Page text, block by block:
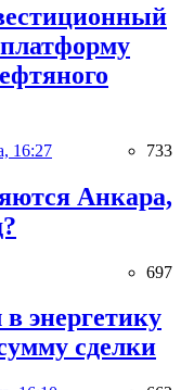
16:27 733
Анкара,
697
энергетику
сделки